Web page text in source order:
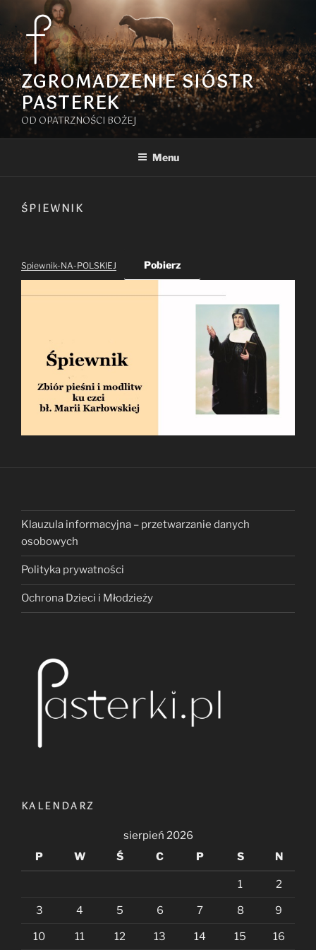
Przejdź
treści
ZGROMADZENIE SIÓSTR
PASTEREK
OD OPATRZNOŚCI BOŻEJ
Menu
ŚPIEWNIK
Spiewnik-NA-POLSKIEJ Pobierz
Klauzula informacyjna – przetwarzanie danych
osobowych
Polityka prywatności
Ochrona Dzieci i Młodzieży
KALENDARZ
sierpień 2026
P
W Ś C P S N
1 2
3 4 5 6 7 8 9
10 11 12 13 14 15 16